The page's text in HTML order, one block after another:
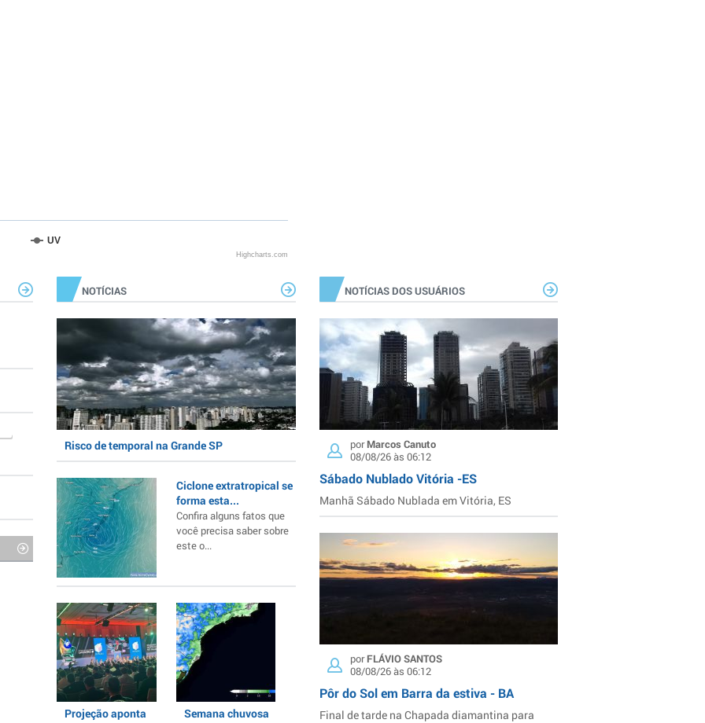
UV
Highcharts.com
NOTÍCIAS
Risco de temporal na Grande SP
Ciclone extratropical se
forma esta...
Confira alguns fatos que
você precisa saber sobre
este o...
Projeção aponta
Semana chuvosa
NOTÍCIAS DOS USUÁRIOS
porMarcos Canuto
08/08/26 às 06:12
Sábado Nublado Vitória -ES
Manhã Sábado Nublada em Vitória, ES
porFLÁVIO SANTOS
08/08/26 às 06:12
Pôr do Sol em Barra da estiva - BA
Final de tarde na Chapada diamantina para